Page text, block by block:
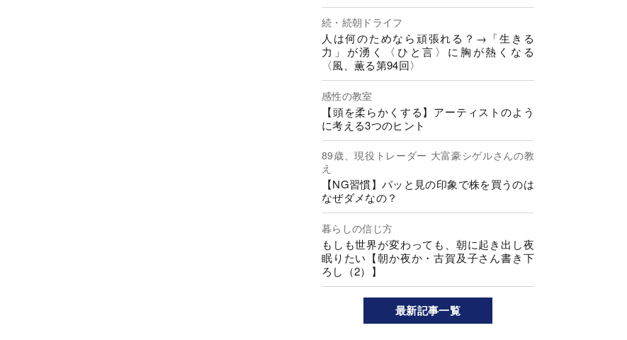
続・続朝ドライフ
人は何のためなら頑張れる？→「生きる
力」が湧く〈ひと言〉に胸が熱くなる
〈風、薫る第94回〉
感性の教室
【頭を柔らかくする】アーティストのよう
に考える3つのヒント
89歳、現役トレーダー 大富豪シゲルさんの教
え
【NG習慣】パッと見の印象で株を買うのは
なぜダメなの？
暮らしの信じ方
もしも世界が変わっても、朝に起き出し夜
眠りたい【朝か夜か・古賀及子さん書き下
ろし（2）】
最新記事一覧